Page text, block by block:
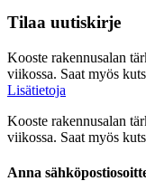
Tilaa uutiskirje
Kooste rakennusalan
viikossa. Saat myös
Lisätietoja
Kooste rakennusalan
viikossa. Saat myös
Anna